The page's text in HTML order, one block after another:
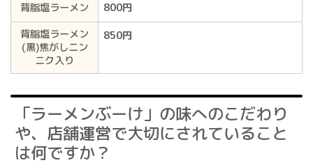
背脂塩ラーメン
800円
背脂塩ラーメン
(黒)焦がしニン
ニク入り
850円
「ラーメンぶーけ」の味へのこだわり
や、店舗運営で大切にされていること
は何ですか？